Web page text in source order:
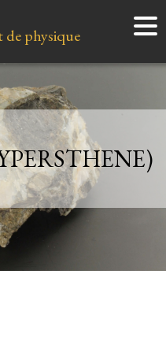
Accueil
Instruments
Minéraux
Liens et ressources
physique